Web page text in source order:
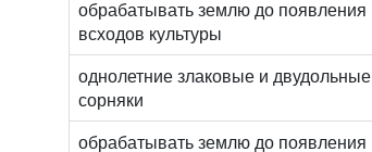
обрабатывать землю до появления
всходов культуры
однолетние злаковые и двудольные
сорняки
обрабатывать землю до появления